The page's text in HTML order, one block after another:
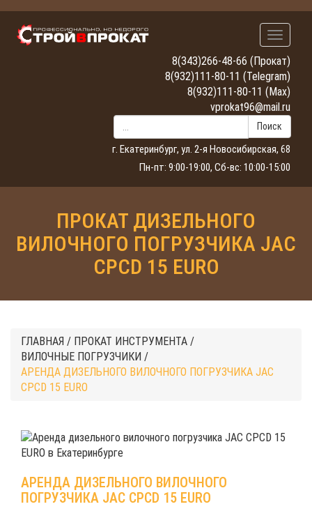
8(343)266-48-66 (Прокат)
8(932)111-80-11 (Telegram)
8(932)111-80-11 (Max)
vprokat96@mail.ru
Поиск
г. Екатеринбург, ул. 2-я Новосибирская, 68
Пн-пт: 9:00-19:00, Сб-вс: 10:00-15:00
ПРОКАТ ДИЗЕЛЬНОГО
ВИЛОЧНОГО ПОГРУЗЧИКА JAC
CPCD 15 EURO
ГЛАВНАЯ / ПРОКАТ ИНСТРУМЕНТА /
ВИЛОЧНЫЕ ПОГРУЗЧИКИ /
АРЕНДА ДИЗЕЛЬНОГО ВИЛОЧНОГО ПОГРУЗЧИКА JAC
CPCD 15 EURO
АРЕНДА ДИЗЕЛЬНОГО ВИЛОЧНОГО
ПОГРУЗЧИКА JAC CPCD 15 EURO